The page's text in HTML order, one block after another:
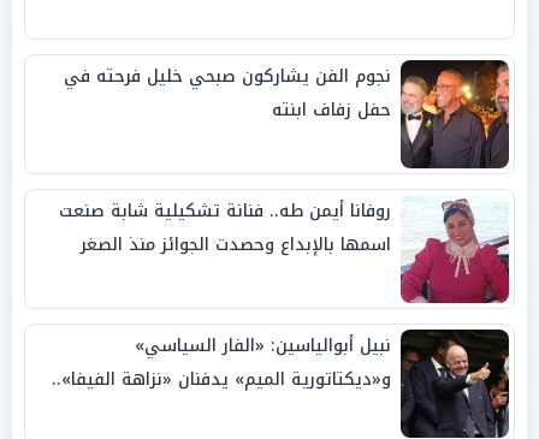
نجوم الفن يشاركون صبحي خليل فرحته في
حفل زفاف ابنته
روفانا أيمن طه.. فنانة تشكيلية شابة صنعت
اسمها بالإبداع وحصدت الجوائز منذ الصغر
نبيل أبوالياسين: «الفار السياسي»
و«ديكتاتورية الميم» يدفنان «نزاهة الفيفا»..